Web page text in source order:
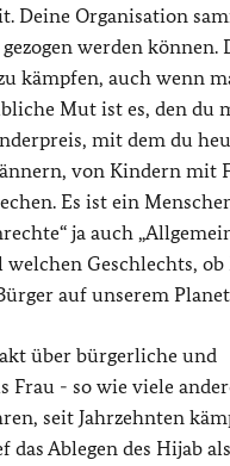
Deine Organisation
werden können.
kämpfen, auch wenn
Mut ist es, den du
mit dem du
von Kindern mit
Es ist ein
ja auch
Geschlechts,
auf unserem
über bürgerliche und
Frau - so wie viele
seit Jahrzehnten
Ablegen des Hijab